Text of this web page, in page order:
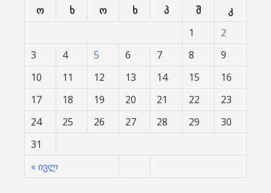
ო
ხ ო ხ პ შ კ
« ივლ
1
2
3
4 5 6 7 8
9
10
11 12 13 14 15
16
17
18 19 20 21 22
23
24
25 26 27 28 29
30
31